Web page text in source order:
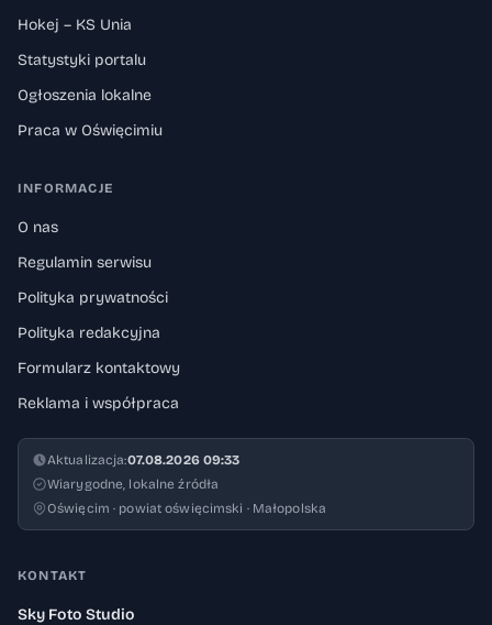
Hokej – KS Unia
Statystyki portalu
Ogłoszenia lokalne
Praca w Oświęcimiu
INFORMACJE
O nas
Regulamin serwisu
Polityka prywatności
Polityka redakcyjna
Formularz kontaktowy
Reklama i współpraca
Aktualizacja:07.08.2026 09:33
Wiarygodne, lokalne źródła
Oświęcim · powiat oświęcimski · Małopolska
KONTAKT
Sky Foto Studio